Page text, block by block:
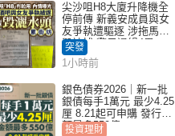
尖沙咀H8大廈升降機全
停前傳 新義安成員與女
友爭執遭驅逐 涉拖馬刑
毀被捕 警另通緝4男
突發
1小時前
銀色債券2026｜新一批
銀債每手1萬元 最少4.25
厘 8.21起可申購 發行金
額最多550億
投資理財